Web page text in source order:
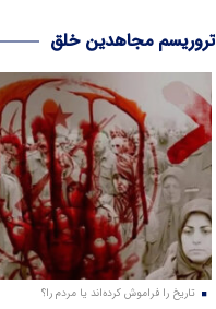
تروریسم مجاهدین خلق
تاریخ را فراموش کرده‌اند یا مردم را؟